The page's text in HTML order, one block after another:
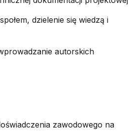
dzielenie się wiedzą i
autorskich
zawodowego na